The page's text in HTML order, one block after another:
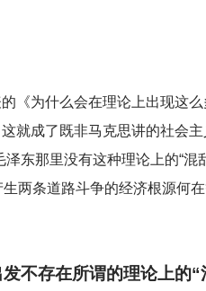
《为什么会在理论上出现这
就成了既非马克思讲的社会
泽东那里没有这种理论上的“
两条道路斗争的经济根源何
不存在所谓的理论上的“